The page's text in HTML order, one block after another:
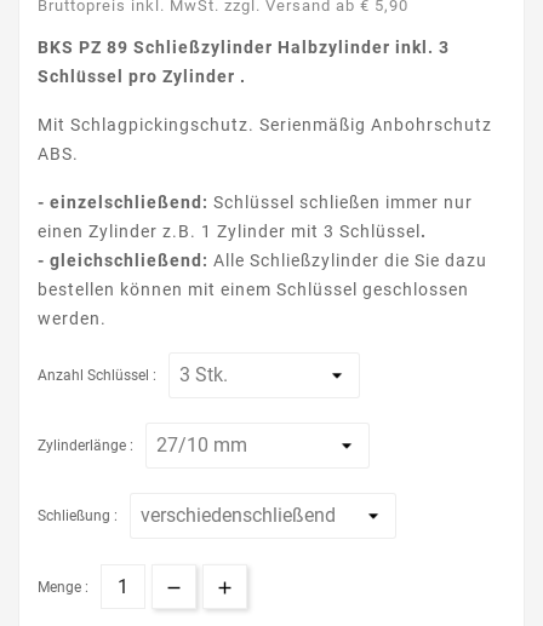
Bruttopreis inkl. MwSt. zzgl. Versand ab € 5,90
BKS PZ 89 Schließzylinder Halbzylinder inkl. 3
Schlüssel pro Zylinder .
Mit Schlagpickingschutz. Serienmäßig Anbohrschutz
ABS.
- einzelschließend: Schlüssel schließen immer nur
einen Zylinder z.B. 1 Zylinder mit 3 Schlüssel .
- gleichschließend: Alle Schließzylinder die Sie dazu
bestellen können mit einem Schlüssel geschlossen
werden.
Anzahl Schlüssel :
Zylinderlänge :
Schließung :
Menge :